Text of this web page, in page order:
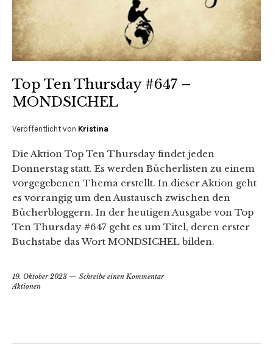
Top Ten Thursday #647 –
MONDSICHEL
Veröffentlicht von Kristina
Die Aktion Top Ten Thursday findet jeden
Donnerstag statt. Es werden Bücherlisten zu einem
vorgegebenen Thema erstellt. In dieser Aktion geht
es vorrangig um den Austausch zwischen den
Bücherbloggern. In der heutigen Ausgabe von Top
Ten Thursday #647 geht es um Titel, deren erster
Buchstabe das Wort MONDSICHEL bilden.
19. Oktober 2023
Schreibe einen Kommentar
Aktionen